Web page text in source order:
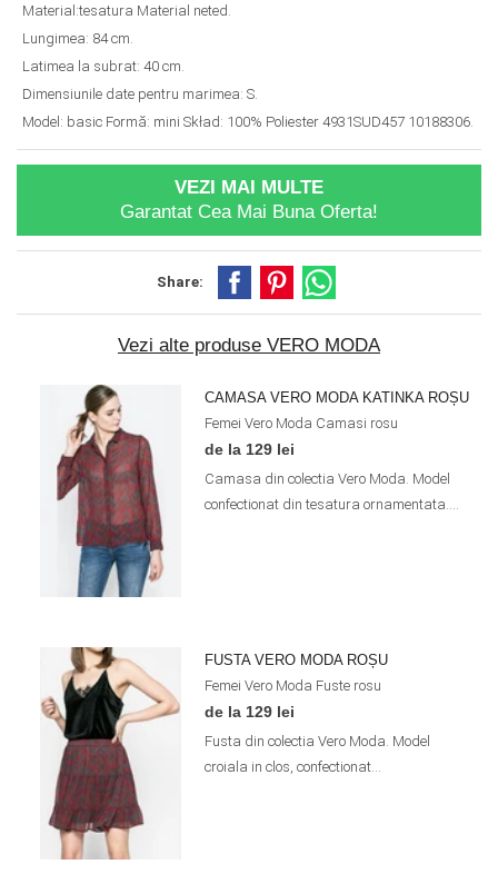
Material:tesatura Material neted.
Lungimea: 84 cm.
Latimea la subrat: 40 cm.
Dimensiunile date pentru marimea: S.
Model: basic Formă: mini Skład: 100% Poliester 4931SUD457 10188306.
VEZI MAI MULTE
Garantat Cea Mai Buna Oferta!
Share:
Vezi alte produse VERO MODA
CAMASA VERO MODA KATINKA ROȘU
Femei Vero Moda Camasi rosu
de la 129 lei
Camasa din colectia Vero Moda. Model
confectionat din tesatura ornamentata....
FUSTA VERO MODA ROȘU
Femei Vero Moda Fuste rosu
de la 129 lei
Fusta din colectia Vero Moda. Model
croiala in clos, confectionat...